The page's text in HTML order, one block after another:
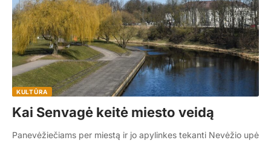
KULTŪRA
Kai Senvagė keitė miesto veidą
Panevėžiečiams per miestą ir jo apylinkes tekanti Nevėžio upė